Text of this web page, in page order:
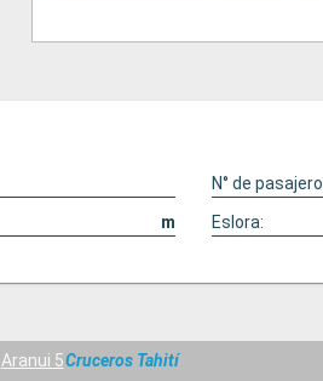
N° de
m Eslora:
Aranui 5Cruceros Tahití